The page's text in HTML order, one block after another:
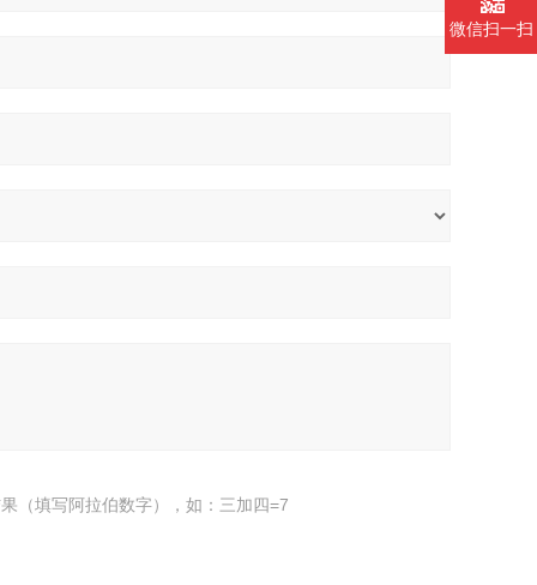
（填写阿拉伯数字），如：三加四=7
微信扫一扫